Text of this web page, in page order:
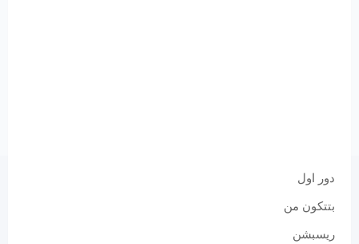
دور اول
بتتكون من
ريسبشن